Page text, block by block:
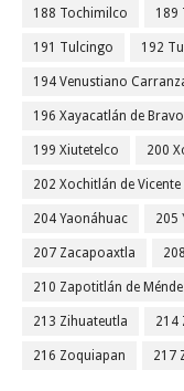
188 Tochimilco 189
191 Tulcingo 192
194 Venustiano
196 Xayacatlán de Bravo
199 Xiutetelco 200
202 Xochitlán de Vicente
204 Yaonáhuac 205
207 Zacapoaxtla
210 Zapotitlán de
213 Zihuateutla 214
216 Zoquiapan 217